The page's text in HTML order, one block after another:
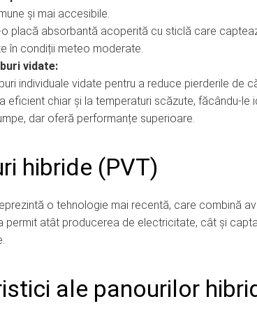
și mai accesibile.
o placă absorbantă acoperită cu sticlă care
în condiții meteo moderate.
vidate:
individuale vidate pentru a reduce pierderile de
eficient chiar și la temperaturi scăzute, făcându-le
dar oferă performanțe superioare.
hibride (PVT)
o tehnologie mai recentă, care combină
permit atât producerea de electricitate, cât și
ale panourilor